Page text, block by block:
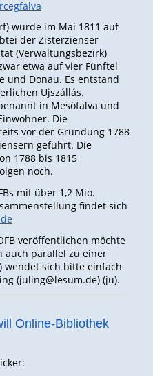
wurde im Mai 1811 auf
der Zisterzienser
(Verwaltungsbezirk)
etwa auf vier Fünftel
und Donau. Es entstand
Ujszállás.
in Mesöfalva und
Die
vor der Gründung 1788
geführt. Die
1788 bis 1815
noch.
mit über 1,2 Mio.
findet sich
veröffentlichen möchte
auch parallel zu einer
wendet sich bitte einfach
(juling@lesum.de) (ju).
Online-Bibliothek